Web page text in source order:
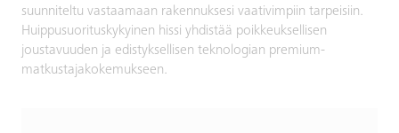
suunniteltu vastaamaan rakennuksesi vaativimpiin tarpeisiin.
Huippusuorituskykyinen hissi yhdistää poikkeuksellisen
joustavuuden ja edistyksellisen teknologian premium-
matkustajakokemukseen.